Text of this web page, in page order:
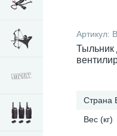
Артикул:
Тыльник
Страна
Вес (кг)